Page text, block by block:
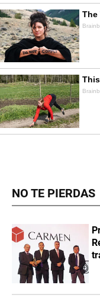
NO TE PIERDAS